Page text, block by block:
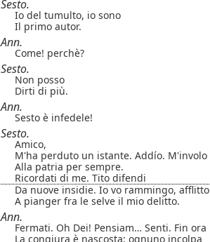
Sesto.
Io del tumulto, io sono
Il primo autor.
Ann.
Come! perchè?
Sesto.
Non posso
Dirti di più.
Ann.
Sesto è infedele!
Sesto.
Amico,
M'ha perduto un istante. Addío. M'involo
Alla patria per sempre.
Ricordati di me. Tito difendi
Da nuove insidie. Io vo rammingo, afflitto
A pianger fra le selve il mio delitto.
Ann.
Fermati. Oh Dei! Pensiam… Senti. Fin ora
La congiura è nascosta; ognuno incolpa